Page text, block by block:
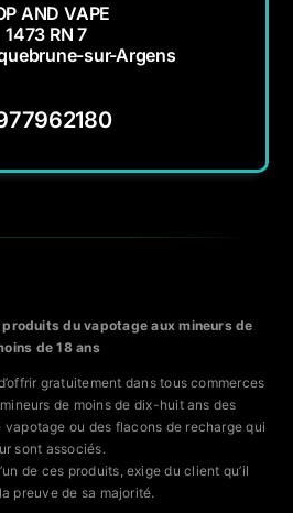
AND VAPE
1473 RN 7
sur-Argens
du vapotage aux mineurs de
de 18 ans
gratuitement dans tous commerces
de moins de dix-huit ans des
ou des flacons de recharge qui
sont associés.
de ces produits, exige du client qu’il
preuve de sa majorité.